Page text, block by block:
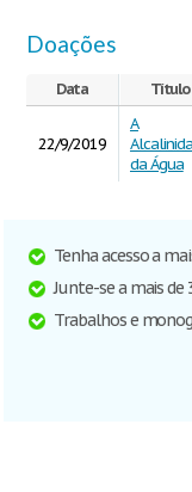
Doações
Data Título
22/9/2019
A
da Água
Tenha acesso a
Junte-se a mais de
Trabalhos e